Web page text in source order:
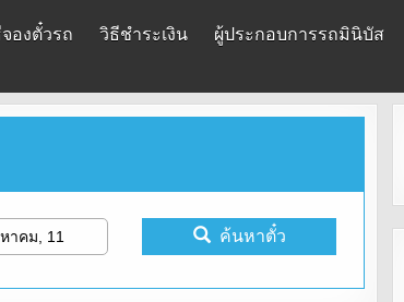
องตั๋วรถ วิธีชำระเงิน ผู้ประกอบการรถมินิบัส
าคม, 11 ค้นหาตั๋ว